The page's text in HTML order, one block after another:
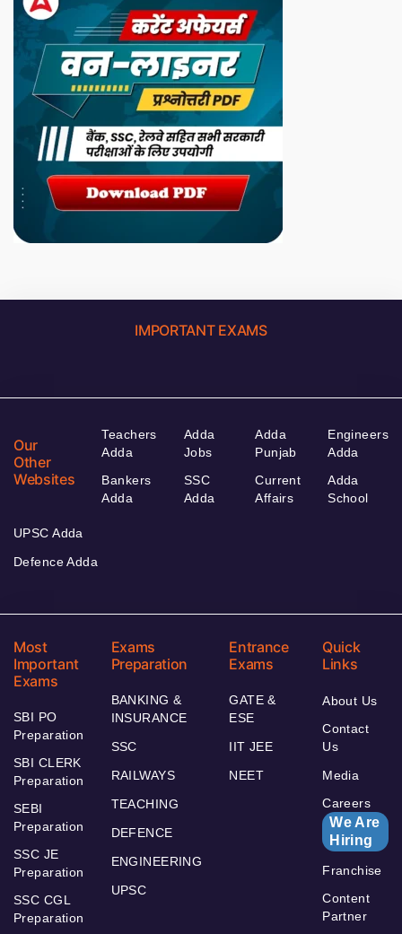
IMPORTANT EXAMS
Our
Other
Websites
Teachers
Adda
Bankers
Adda
Adda
Jobs
SSC
Adda
Adda
Punjab
Current
Affairs
Engineers
Adda
Adda
School
UPSC Adda
Defence Adda
Most
Important
Exams
SBI PO
Preparation
SBI CLERK
Preparation
SEBI
Preparation
SSC JE
Preparation
SSC CGL
Preparation
Exams
Preparation
BANKING &
INSURANCE
SSC
RAILWAYS
TEACHING
DEFENCE
ENGINEERING
UPSC
Entrance
Exams
GATE &
ESE
IIT JEE
NEET
Quick
Links
About Us
Contact
Us
Media
Careers
We Are
Hiring
Franchise
Content
Partner